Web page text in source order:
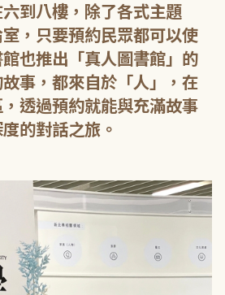
到八樓，除了各式主題
，只要預約民眾都可以使
也推出「真人圖書館」的
事，都來自於「人」，在
透過預約就能與充滿故事
的對話之旅。